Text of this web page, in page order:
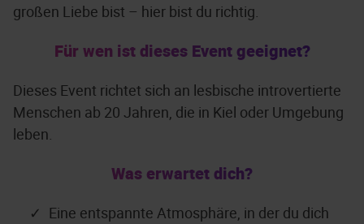
großen Liebe bist – hier bist du richtig.
Für wen ist dieses Event geeignet?
Dieses Event richtet sich an lesbische introvertierte
Menschen ab 20 Jahren, die in Kiel oder Umgebung
leben.
Was erwartet dich?
Eine entspannte Atmosphäre, in der du dich